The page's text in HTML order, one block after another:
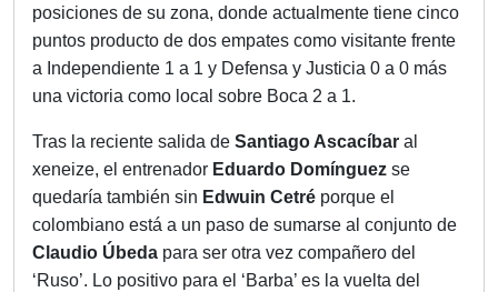
posiciones de su zona, donde actualmente tiene cinco
puntos producto de dos empates como visitante frente
a Independiente 1 a 1 y Defensa y Justicia 0 a 0 más
una victoria como local sobre Boca 2 a 1.
Tras la reciente salida de Santiago Ascacíbar al
xeneize, el entrenador Eduardo Domínguez se
quedaría también sin Edwuin Cetré porque el
colombiano está a un paso de sumarse al conjunto de
Claudio Úbeda para ser otra vez compañero del
‘Ruso’. Lo positivo para el ‘Barba’ es la vuelta del